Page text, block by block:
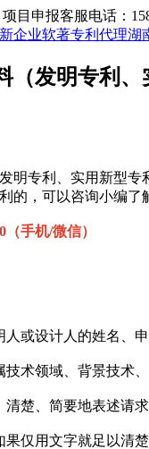
项目申报客服电话：
企业软著专利代理湖
（发明专利
明专利、实用新型
的，可以咨询小编了
手机/微信）
或设计人的姓名、
术领域、背景技术
楚、简要地表述请
仅用文字就足以清